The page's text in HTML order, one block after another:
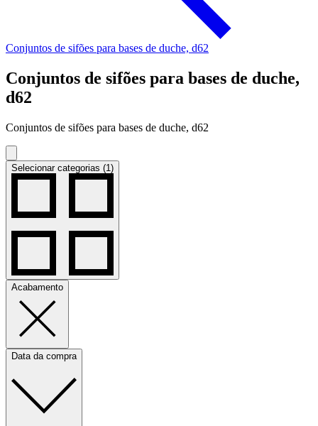
Conjuntos de sifões para bases de duche, d62
Conjuntos de sifões para bases de duche,
d62
Conjuntos de sifões para bases de duche, d62
Selecionar categorias (1)
Acabamento
Data da compra